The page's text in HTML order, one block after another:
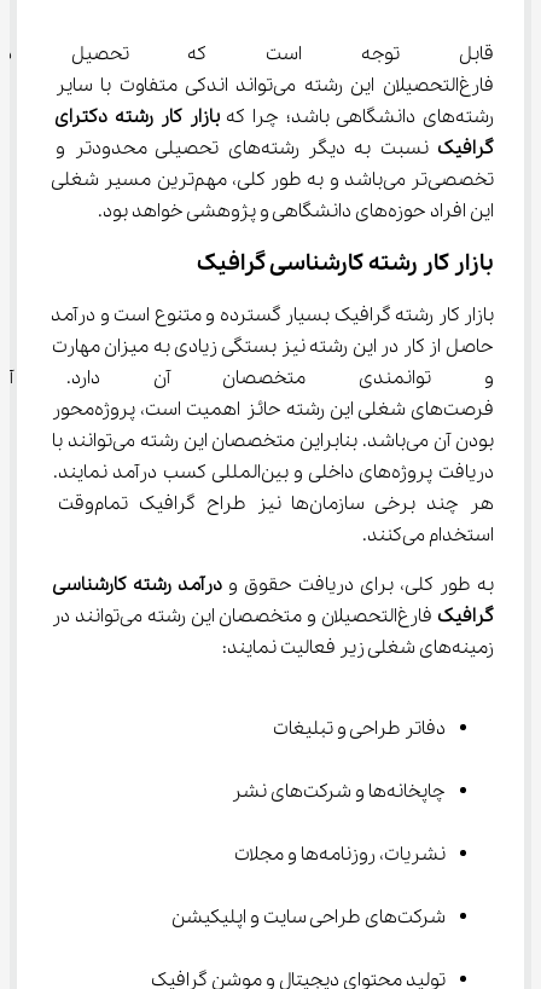
قابل توجه است که تحصیل
فارغ‌التحصیلان این رشته می‌تواند اندکی متفاوت با سایر
رشته‌های دانشگاهی باشد؛ چرا که
بازار کار رشته دکترای
گرافیک
نسبت به دیگر رشته‌های تحصیلی محدودتر و
تخصصی‌تر می‌باشد و به طور کلی، مهم‌ترین مسیر شغلی
این افراد حوزه‌های دانشگاهی و پژوهشی خواهد بود.
بازار کار رشته کارشناسی گرافیک
بازار کار رشته گرافیک بسیار گسترده و متنوع است و درآمد
حاصل از کار در این رشته نیز بستگی زیادی به میزان مهارت
و توانمندی متخصصان آن
فرصت‌های شغلی این رشته حائز اهمیت است، پروژه‌محور
بودن آن می‌باشد. بنابراین متخصصان این رشته می‌توانند با
دریافت پروژه‌های داخلی و بین‌المللی کسب درآمد نمایند.
هر چند برخی سازمان‌ها نیز طراح گرافیک تمام‌وقت
استخدام می‌کنند.
به طور کلی، برای دریافت حقوق و درآمد رشته کارشناسی
گرافیک
فارغ‌التحصیلان و متخصصان این رشته می‌توانند در
زمینه‌های شغلی زیر فعالیت نمایند:
دفاتر طراحی و تبلیغات
چاپخانه‌ها و شرکت‌های نشر
نشریات، روزنامه‌ها و مجلات
شرکت‌های طراحی سایت و اپلیکیشن
تولید محتوای دیجیتال و موشن گرافیک